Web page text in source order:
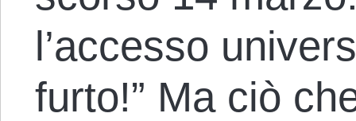
l’accesso
furto!” Ma ciò